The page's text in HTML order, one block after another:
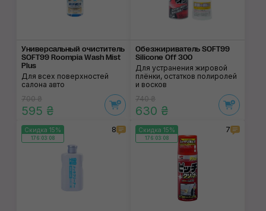
Универсальный очис­титель
SOFT99 Roompia Wash Mist
Plus
Для всех поверхностей
салона авто
700 ₴
595 ₴
Обезжириватель SOFT99
Silicone Off 300
Для устранения жировой
плёнки, остатков полиролей
и восков
740 ₴
630 ₴
Скидка 15%
176:03:07
8 Скидка 15%
176:03:07
7